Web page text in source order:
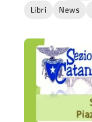
Libri
News